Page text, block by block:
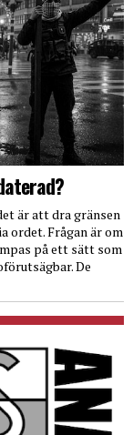
är att dra gränsen
ordet. Frågan är om
på ett sätt som
De